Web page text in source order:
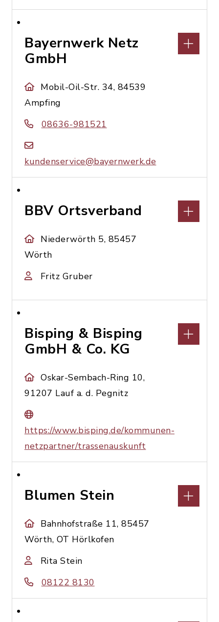
Bayernwerk Netz
GmbH
Mobil-Oil-Str. 34, 84539
Ampfing
08636-981521
kundenservice@bayernwerk.de
BBV Ortsverband
Niederwörth 5, 85457
Wörth
Fritz Gruber
Bisping & Bisping
GmbH & Co. KG
Oskar-Sembach-Ring 10,
91207 Lauf a. d. Pegnitz
https://www.bisping.de/kommunen-
netzpartner/trassenauskunft
Blumen Stein
Bahnhofstraße 11, 85457
Wörth, OT Hörlkofen
Rita Stein
08122 8130